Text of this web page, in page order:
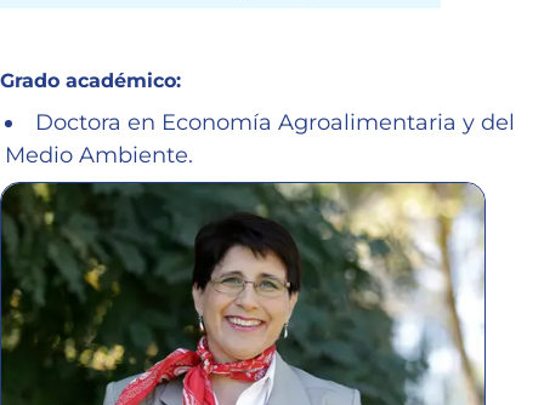
Grado académico:
Doctora en Economía Agroalimentaria y del
Medio Ambiente.